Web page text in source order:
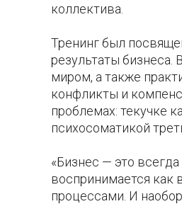
коллектива.
Тренинг был
результаты
миром, а также
конфликты и
проблемах: текучке
психосоматикой
«Бизнес — это
воспринимается как
процессами. И